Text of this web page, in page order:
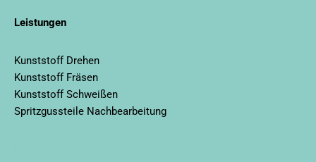
Leistungen
Kunststoff Drehen
Kunststoff Fräsen
Kunststoff Schweißen
Spritzgussteile Nachbearbeitung